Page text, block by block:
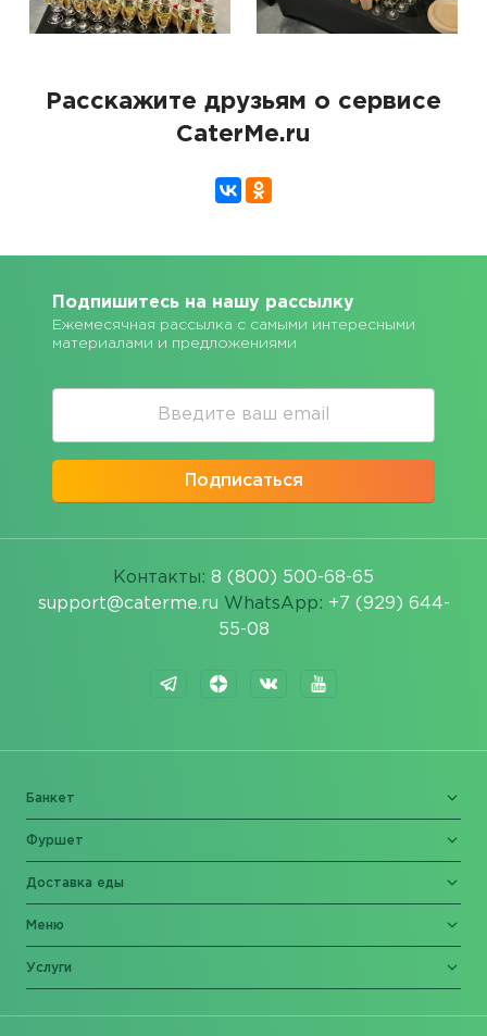
Расскажите друзьям о сервисе
CaterMe.ru
Подпишитесь на нашу рассылку
Ежемесячная рассылка с самыми интересными
материалами и предложениями
Подписаться
Контакты: 8 (800) 500-68-65
support@caterme.ru WhatsApp: +7 (929) 644-
55-08
Банкет
Фуршет
Доставка еды
Меню
Услуги